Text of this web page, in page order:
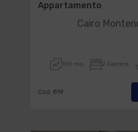
Appartamento
Cairo
105 mq 2 Camere
Cod. 819